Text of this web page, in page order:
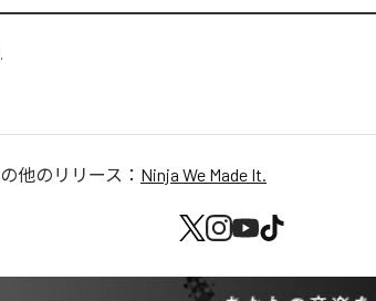
の他のリリース： Ninja We Made It.